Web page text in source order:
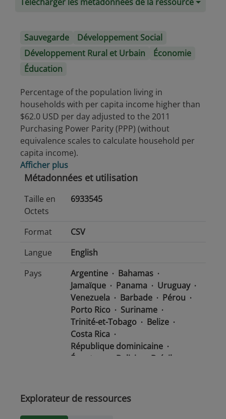
Sauvegarde
Développement Social
Développement Rural et Urbain
Économie
Éducation
Percentage of the population living in
households with per capita income higher than
$62.0 USD per day adjusted to the 2011
Purchasing Power Parity (PPP) (without
equivalence scales to calculate household per
capita income).
Afficher plus
Métadonnées et utilisation
Taille en
Octets
6933545
Format
CSV
Langue
English
Pays
Argentine
Bahamas
Jamaïque
Panama
Uruguay
Venezuela
Barbade
Pérou
Porto Rico
Suriname
Trinité-et-Tobago
Belize
Costa Rica
République dominicaine
Équateur
Bolivie
Brésil
Guatemala
Guyana
Explorateur de ressources